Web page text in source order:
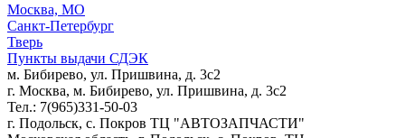
Москва, МО
Санкт-Петербург
Тверь
Пункты выдачи СДЭК
м. Бибирево, ул. Пришвина, д. 3с2
г. Москва, м. Бибирево, ул. Пришвина, д. 3с2
Тел.: 7(965)331-50-03
г. Подольск, c. Покров ТЦ "АВТОЗАПЧАСТИ"